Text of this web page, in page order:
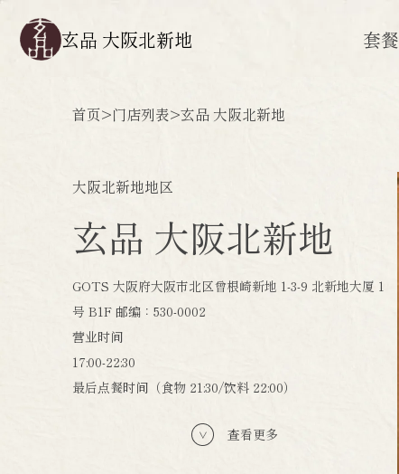
玄品 大阪北新地 套餐
首页>门店列表>玄品 大阪北新地
大阪北新地地区
玄品 大阪北新地
GOTS 大阪府大阪市北区曾根崎新地 1-3-9 北新地大厦 1
号 B1F 邮编：530-0002
营业时间
17:00-22:30
最后点餐时间（食物 21:30/饮料 22:00）
查看更多